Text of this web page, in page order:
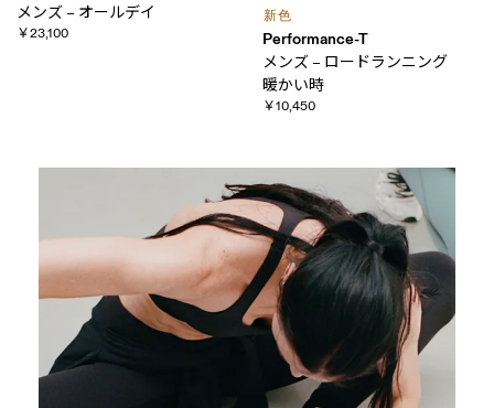
メンズ – オールデイ
￥23,100
新色
Performance-T
メンズ – ロードランニング
暖かい​時
￥10,450